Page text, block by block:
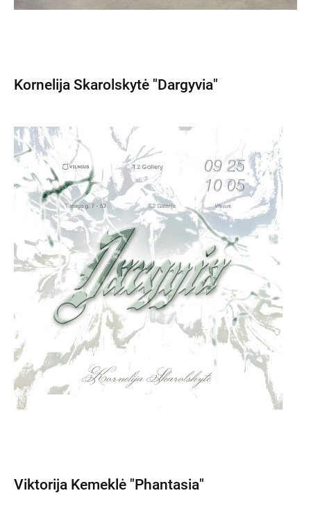
Kornelija Skarolskytė "Dargyvia"
Viktorija Kemeklė "Phantasia"